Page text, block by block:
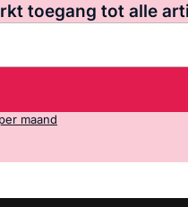
toegang tot alle
maand